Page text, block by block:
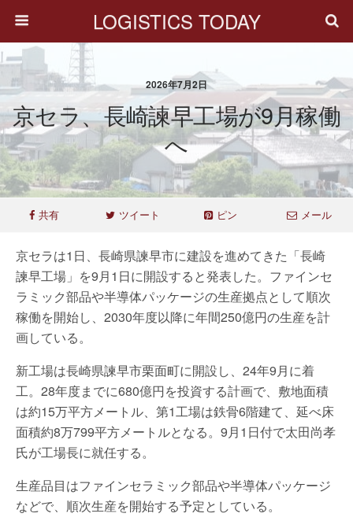
LOGISTICS TODAY
2026年7月2日
京セラ、長崎諫早工場が9月稼働
へ
共有 ツイート ピン メール
京セラは1日、長崎県諫早市に建設を進めてきた「長崎
諫早工場」を9月1日に開設すると発表した。ファインセ
ラミック部品や半導体パッケージの生産拠点として順次
稼働を開始し、2030年度以降に年間250億円の生産を計
画している。
新工場は長崎県諫早市栗面町に開設し、24年9月に着
工。28年度までに680億円を投資する計画で、敷地面積
は約15万平方メートル、第1工場は鉄骨6階建て、延べ床
面積約8万799平方メートルとなる。9月1日付で太田尚孝
氏が工場長に就任する。
生産品目はファインセラミック部品や半導体パッケージ
などで、順次生産を開始する予定としている。